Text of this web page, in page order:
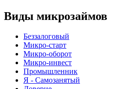
Виды микрозаймов
Беззалоговый
Микро-старт
Микро-оборот
Микро-инвест
Промышленник
Я - Самозанятый